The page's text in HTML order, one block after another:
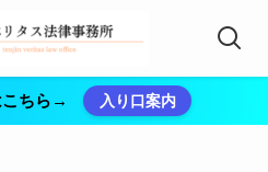
こちら→ 入り口案内